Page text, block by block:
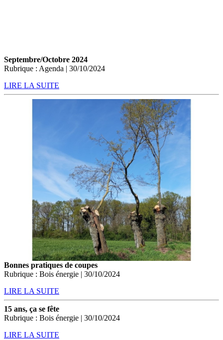
Septembre/Octobre 2024
Rubrique : Agenda | 30/10/2024
LIRE LA SUITE
Bonnes pratiques de coupes
Rubrique : Bois énergie | 30/10/2024
LIRE LA SUITE
15 ans, ça se fête
Rubrique : Bois énergie | 30/10/2024
LIRE LA SUITE